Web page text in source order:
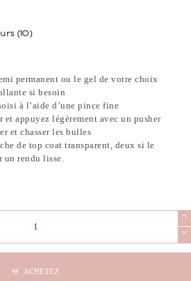
(10)
permanent ou le gel de votre choix
si besoin
à l’aide d’une pince fine
appuyez légèrement avec un pusher
et chasser les bulles
de top coat transparent, deux si le
un rendu lisse.
ACHETEZ